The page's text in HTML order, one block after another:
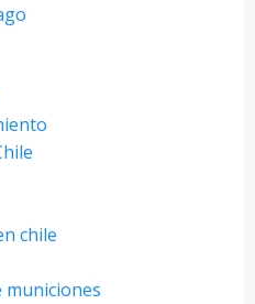
chile
municiones